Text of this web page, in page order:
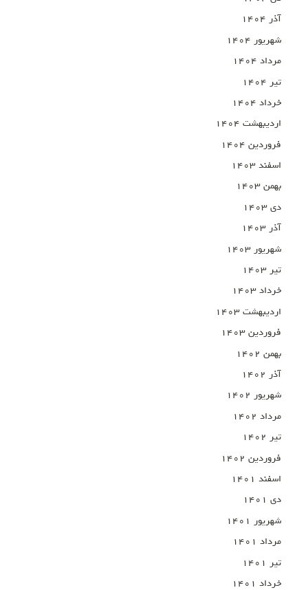
آذر ۱۴۰۴
شهریور ۱۴۰۴
مرداد ۱۴۰۴
تیر ۱۴۰۴
خرداد ۱۴۰۴
اردیبهشت ۱۴۰۴
فروردین ۱۴۰۴
اسفند ۱۴۰۳
بهمن ۱۴۰۳
دی ۱۴۰۳
آذر ۱۴۰۳
شهریور ۱۴۰۳
تیر ۱۴۰۳
خرداد ۱۴۰۳
اردیبهشت ۱۴۰۳
فروردین ۱۴۰۳
بهمن ۱۴۰۲
آذر ۱۴۰۲
شهریور ۱۴۰۲
مرداد ۱۴۰۲
تیر ۱۴۰۲
فروردین ۱۴۰۲
اسفند ۱۴۰۱
دی ۱۴۰۱
شهریور ۱۴۰۱
مرداد ۱۴۰۱
تیر ۱۴۰۱
خرداد ۱۴۰۱